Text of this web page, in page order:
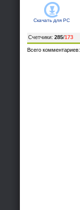
Скачать для PC
Счетчики: 285/173
Всего комментариев: